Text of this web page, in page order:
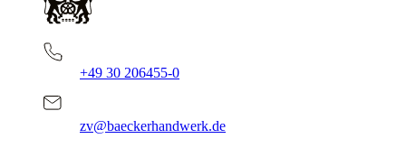
+49 30 206455-0
zv@baeckerhandwerk.de